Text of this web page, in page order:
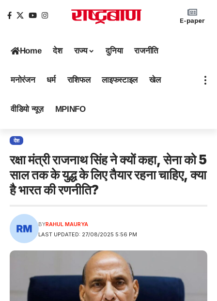
E-paper
Home देश राज्य दुनिया राजनीति
मनोरंजन धर्म राशिफल लाइफस्टाइल खेल
वीडियो न्यूज़ MPINFO
देश
रक्षा मंत्री राजनाथ सिंह ने क्यों कहा, सेना को 5
साल तक के युद्ध के लिए तैयार रहना चाहिए, क्या
है भारत की रणनीति?
LAST UPDATED: 27/08/2025 5:56 PM
BYRAHUL MAURYA